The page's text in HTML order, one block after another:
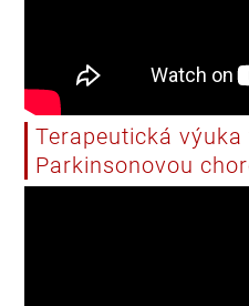
Terapeutická
Parkinsonovou